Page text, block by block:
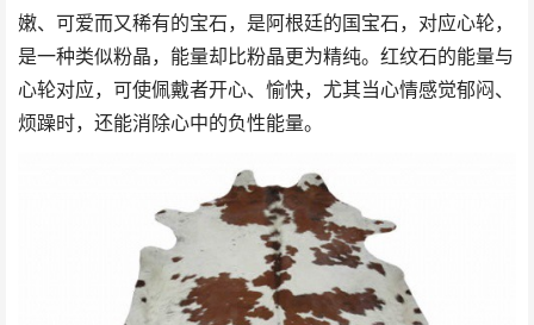
嫩、可爱而又稀有的宝石，是阿根廷的国宝石，对应心轮，
是一种类似粉晶，能量却比粉晶更为精纯。红纹石的能量与
心轮对应，可使佩戴者开心、愉快，尤其当心情感觉郁闷、
烦躁时，还能消除心中的负性能量。